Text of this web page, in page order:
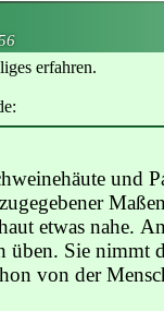
erfahren.
und
etwas nahe.
üben. Sie nimmt
von der